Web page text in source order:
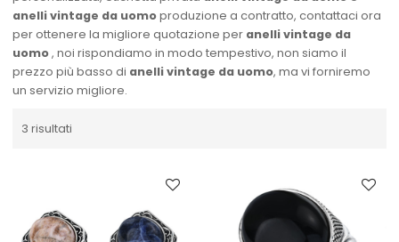
anelli vintage da uomoproduzione a contratto, contattaci ora
per ottenere la migliore quotazione per anelli vintage da
uomo, noi rispondiamo in modo tempestivo, non siamo il
prezzo più basso di anelli vintage da uomo, ma vi forniremo
un servizio migliore.
3 risultati